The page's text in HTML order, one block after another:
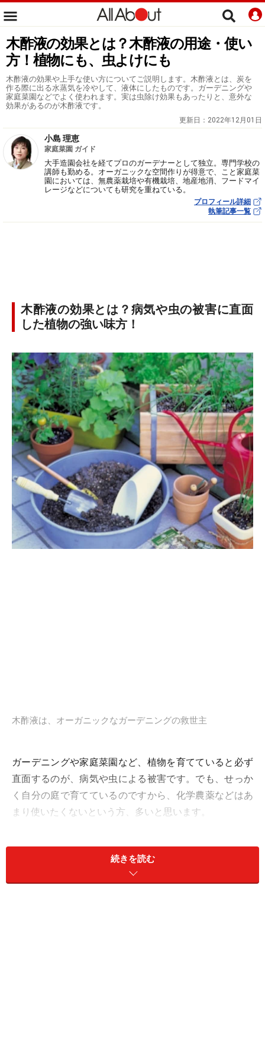
木酢液の効果とは？木酢液の用途・使い
方！植物にも、虫よけにも
木酢液の効果や上手な使い方についてご説明します。木酢液とは、炭を
作る際に出る水蒸気を冷やして、液体にしたものです。ガーデニングや
家庭菜園などでよく使われます。実は虫除け効果もあったりと、意外な
効果があるのが木酢液です。
更新日： 2022年12月01日
小島 理恵
家庭菜園 ガイド
大手造園会社を経てプロのガーデナーとして独立。専門学校の
講師も勤める。オーガニックな空間作りが得意で、こと家庭菜
園においては、無農薬栽培や有機栽培、地産地消、フードマイ
レージなどについても研究を重ねている。
プロフィール詳細
執筆記事一覧
木酢液の効果とは？病気や虫の被害に直面
した植物の強い味方！
木酢液は、オーガニックなガーデニングの救世主
ガーデニングや家庭菜園など、植物を育てていると必ず
直面するのが、病気や虫による被害です。でも、せっか
く自分の庭で育てているのですから、化学農薬などはあ
まり使いたくないという方、多いと思います。
そこで、木酢液の登場です！
オーガニックに興味のある方なら、木酢液というもの
続きを読む